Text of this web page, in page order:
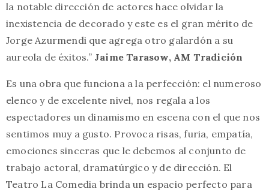
la notable dirección de actores hace olvidar la
inexistencia de decorado y este es el gran mérito de
Jorge Azurmendi que agrega otro galardón a su
aureola de éxitos.” Jaime Tarasow, AM Tradición
Es una obra que funciona a la perfección: el numeroso
elenco y de excelente nivel, nos regala a los
espectadores un dinamismo en escena con el que nos
sentimos muy a gusto. Provoca risas, furia, empatía,
emociones sinceras que le debemos al conjunto de
trabajo actoral, dramatúrgico y de dirección. El
Teatro La Comedia brinda un espacio perfecto para